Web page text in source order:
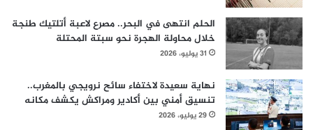
الحلم انتهى في البحر.. مصرع لاعبة أتلتيك طنجة
خلال محاولة الهجرة نحو سبتة المحتلة
31 يوليو، 2026
نهاية سعيدة لاختفاء سائح نرويجي بالمغرب..
تنسيق أمني بين أكادير ومراكش يكشف مكانه
29 يوليو، 2026